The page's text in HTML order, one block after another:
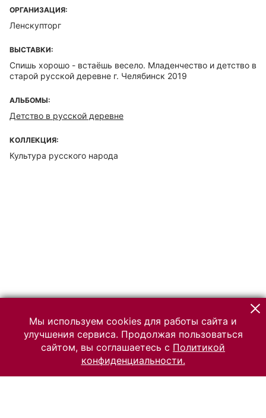
ОРГАНИЗАЦИЯ:
Ленскупторг
ВЫСТАВКИ:
Спишь хорошо - встаёшь весело. Младенчество и детство в
старой русской деревне г. Челябинск 2019
АЛЬБОМЫ:
Детство в русской деревне
КОЛЛЕКЦИЯ:
Культура русского народа
Мы используем cookies для работы сайта и
улучшения сервиса. Продолжая пользоваться
сайтом, вы соглашаетесь с Политикой
конфиденциальности.